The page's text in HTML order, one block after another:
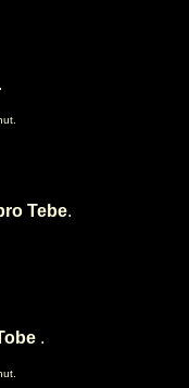
.
Tebe.
.